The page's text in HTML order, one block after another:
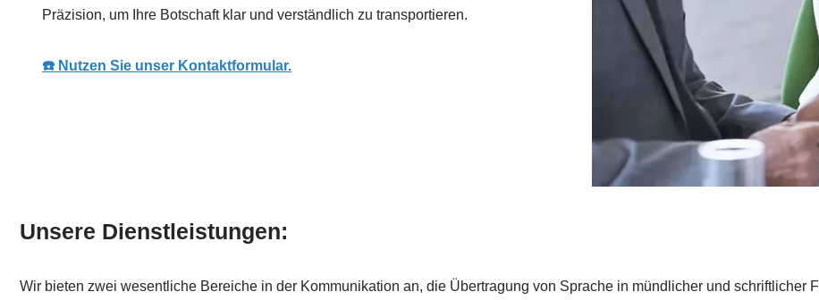
Präzision, um Ihre Botschaft klar und verständlich zu transportieren.
☎️ Nutzen Sie unser Kontaktformular.
Unsere Dienstleistungen:
Wir bieten zwei wesentliche Bereiche in der Kommunikation an, die Übertragung von Sprache in mündlicher und schriftlicher